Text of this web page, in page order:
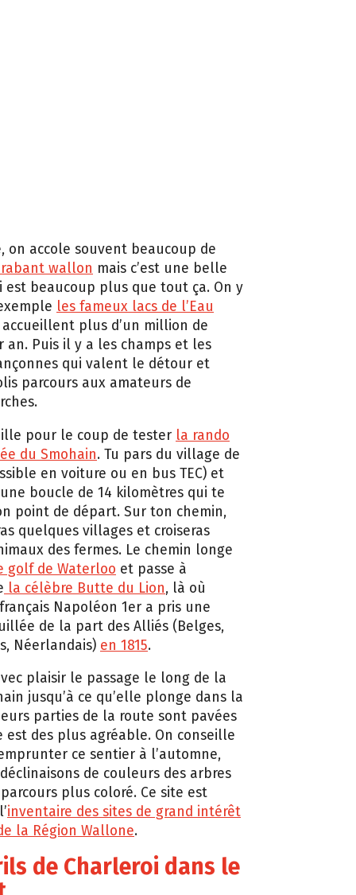
on accole souvent beaucoup de
wallon mais c’est une belle
est beaucoup plus que tout ça. On y
les fameux lacs de l’Eau
plus d’un million de
an. Puis il y a les champs et les
qui valent le détour et
parcours aux amateurs de
pour le coup de tester la rando
du Smohain. Tu pars du village de
en voiture ou en bus TEC) et
boucle de 14 kilomètres qui te
point de départ. Sur ton chemin,
quelques villages et croiseras
des fermes. Le chemin longe
golf de Waterloo et passe à
la célèbre Butte du Lion, là où
Napoléon 1er a pris une
de la part des Alliés (Belges,
Néerlandais) en 1815.
plaisir le passage le long de la
jusqu’à ce qu’elle plonge dans la
parties de la route sont pavées
des plus agréable. On conseille
ce sentier à l’automne,
de couleurs des arbres
plus coloré. Ce site est
inventaire des sites de grand intérêt
la Région Wallone.
de Charleroi dans le